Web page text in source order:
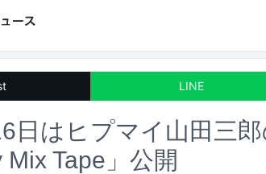
LINE
日はヒプマイ山田三郎
Mix Tape」公開